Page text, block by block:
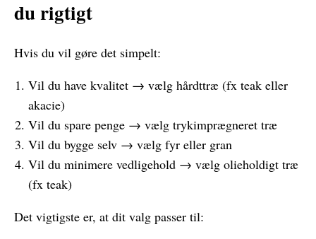
du rigtigt
Hvis du vil gøre det simpelt:
Vil du have kvalitet → vælg hårdttræ (fx teak eller
akacie)
Vil du spare penge → vælg trykimprægneret træ
Vil du bygge selv → vælg fyr eller gran
Vil du minimere vedligehold → vælg olieholdigt træ
(fx teak)
Det vigtigste er, at dit valg passer til: